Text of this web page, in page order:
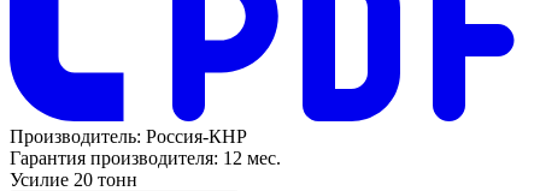
Производитель: Россия-КНР
Гарантия производителя: 12 мес.
Усилие 20 тонн